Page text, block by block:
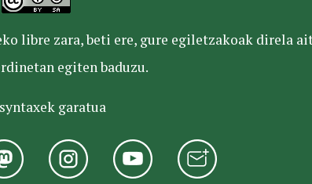
libre zara, beti ere, gure egiletzakoak direla
egiten baduzu.
garatua